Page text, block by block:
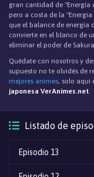
gran cantidad de "Energía
pero a costa de la
que el balance de energía
convierte en el blanco de
eliminar el poder de
Quédate con nosotros y
supuesto no te olvidés de
mejores animes, solo aqui
japonesa VerAnimes.net.
Listado de
Episodio 13